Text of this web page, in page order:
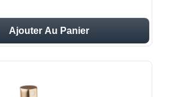
Ajouter Au Panier